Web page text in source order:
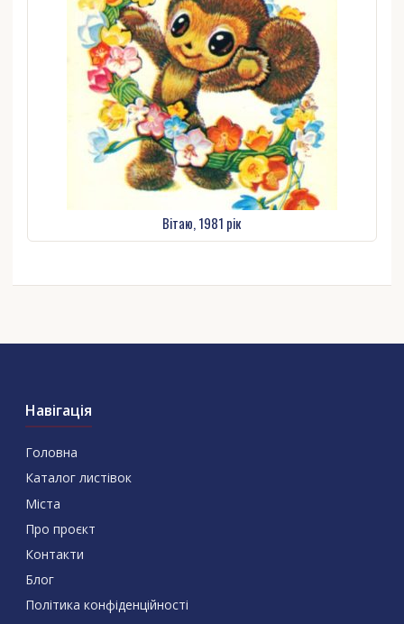
Вітаю, 1981 рік
Навігація
Головна
Каталог листівок
Міста
Про проєкт
Контакти
Блог
Політика конфіденційності